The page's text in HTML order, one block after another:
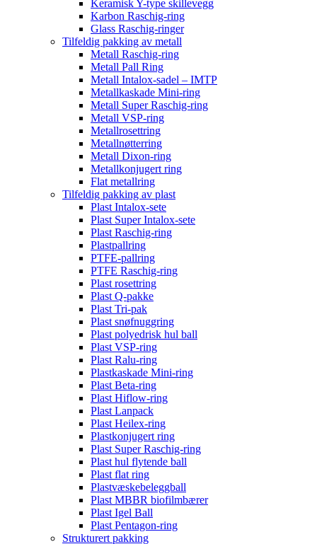
Keramisk Y-type skillevegg
Karbon Raschig-ring
Glass Raschig-ringer
Tilfeldig pakking av metall
Metall Raschig-ring
Metall Pall Ring
Metall Intalox-sadel – IMTP
Metallkaskade Mini-ring
Metall Super Raschig-ring
Metall VSP-ring
Metallrosettring
Metallnøtterring
Metall Dixon-ring
Metallkonjugert ring
Flat metallring
Tilfeldig pakking av plast
Plast Intalox-sete
Plast Super Intalox-sete
Plast Raschig-ring
Plastpallring
PTFE-pallring
PTFE Raschig-ring
Plast rosettring
Plast Q-pakke
Plast Tri-pak
Plast snøfnuggring
Plast polyedrisk hul ball
Plast VSP-ring
Plast Ralu-ring
Plastkaskade Mini-ring
Plast Beta-ring
Plast Hiflow-ring
Plast Lanpack
Plast Heilex-ring
Plastkonjugert ring
Plast Super Raschig-ring
Plast hul flytende ball
Plast flat ring
Plastvæskebeleggball
Plast MBBR biofilmbærer
Plast Igel Ball
Plast Pentagon-ring
Strukturert pakking